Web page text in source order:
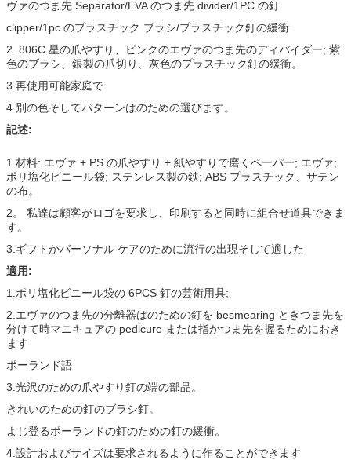
ヴァのつま先 Separator/EVA のつま先 divider/1PC の釘
clipper/1pc のプラスチック ブラシ/プラスチック釘の緩衝
2. 806C 星の爪やすり、ピンクのエヴァのつま先のディバイダー; 紫
色のブラシ、銀製の爪切り、灰色のプラスチック釘の緩衝。
3.再使用可能家庭で
4.別の色そしてパターンはのための選びます。
記述:
1.材料: エヴァ + PS の爪やすり + 紙やすりで磨くペーパー; エヴァ;
ポリ塩化ビニール袋; ステンレス製の鉄; ABS プラスチック、サテン
の布。
2。 私達は顧客がロゴを要求し、印刷すると同時に組合せ道具できま
す。
3.ギフトかパーソナル ケアのために流行の出現そして適した
適用:
1.ポリ塩化ビニール袋の 6PCS 釘の芸術用具;
2.エヴァのつま先の分離器はのための釘を besmearing ときつま先を
分けて時マニキュアの pedicure または指かつま先を握るためにおき
ます
ポーランド語
3.光沢のための爪やすり釘の端の部品。
きれいのための釘のブラシ釘。
よじ登るポーランドの釘のための釘の緩衝。
4.設計およびサイズは要求されるように作ることができます